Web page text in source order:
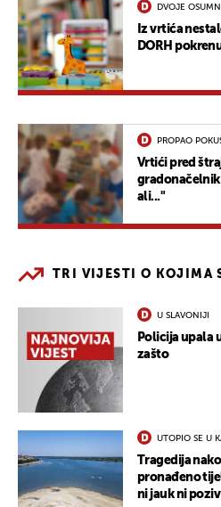
DVOJE
Iz vrtića
DORH
PROPAO
Vrtići pred
ali..."
TRI VIJESTI O KOJIMA
U SLAVONIJI
Policija upala
zašto
UTOPIO SE U
Tragedija
pronađeno
ni jauk ni